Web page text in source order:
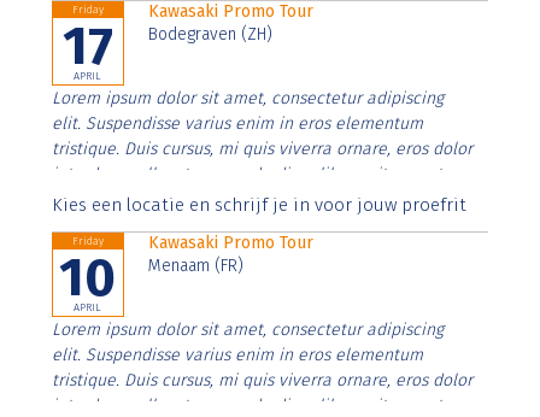
Friday
17
APRIL
Kawasaki Promo Tour
Bodegraven (ZH)
Lorem ipsum dolor sit amet, consectetur adipiscing
elit. Suspendisse varius enim in eros elementum
tristique. Duis cursus, mi quis viverra ornare, eros dolor
interdum nulla, ut commodo diam libero vitae erat.
Aenean faucibus nibh et justo cursus id rutrum lorem
Kies een locatie en schrijf je in voor jouw proefrit
Friday
10
APRIL
Kawasaki Promo Tour
Menaam (FR)
Lorem ipsum dolor sit amet, consectetur adipiscing
elit. Suspendisse varius enim in eros elementum
tristique. Duis cursus, mi quis viverra ornare, eros dolor
interdum nulla, ut commodo diam libero vitae erat.